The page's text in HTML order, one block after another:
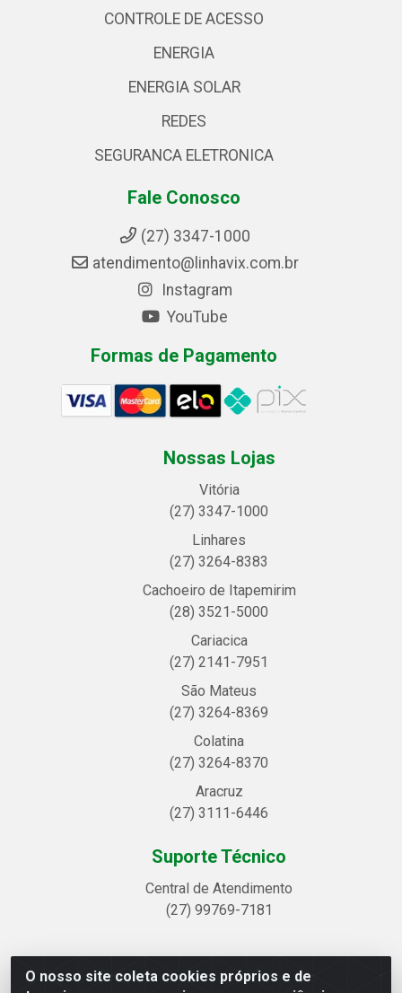
O nosso site coleta cookies próprios e de
CONTROLE DE ACESSO
ENERGIA
ENERGIA SOLAR
REDES
SEGURANCA ELETRONICA
Fale Conosco
(27) 3347-1000
atendimento@linhavix.com.br
Instagram
YouTube
Formas de Pagamento
Nossas Lojas
Vitória
(27) 3347-1000
Linhares
(27) 3264-8383
Cachoeiro de Itapemirim
(28) 3521-5000
Cariacica
(27) 2141-7951
São Mateus
(27) 3264-8369
Colatina
(27) 3264-8370
Aracruz
(27) 3111-6446
Suporte Técnico
Central de Atendimento
(27) 99769-7181
Linhavix Distribuidora LTDA - Avenida Alegre, 2521 -